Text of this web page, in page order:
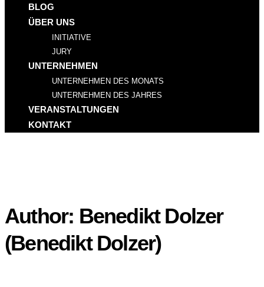
BLOG
ÜBER UNS
INITIATIVE
JURY
UNTERNEHMEN
UNTERNEHMEN DES MONATS
UNTERNEHMEN DES JAHRES
VERANSTALTUNGEN
KONTAKT
Author: Benedikt Dolzer
(Benedikt Dolzer)